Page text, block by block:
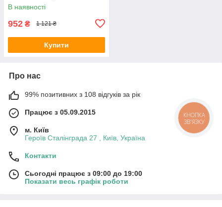
В наявності
952 ₴ 1 121 ₴
Купити
Про нас
99% позитивних з 108 відгуків за рік
Працює з 05.09.2015
м. Київ
Героїв Сталінграда 27 , Київ, Україна
Контакти
Сьогодні працює з 09:00 до 19:00
Показати весь графік роботи
КНОПКА
ЗВ'ЯЗКУ